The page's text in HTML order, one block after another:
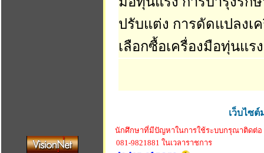
ปรับแต่ง การดัดแปลงเ
เลือกซื้อเครื่องมือทุ่นแ
เว็บไซ
นักศึกษาที่มีปัญหาในการใช้ระบบกรุณาติดต่อ
081-9821881 ในเวลาราชการ